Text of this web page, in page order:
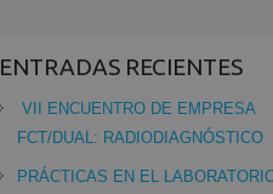
ENTRADAS RECIENTES
VII ENCUENTRO DE EMPRESA
FCT/DUAL: RADIODIAGNÓSTICO
PRÁCTICAS EN EL